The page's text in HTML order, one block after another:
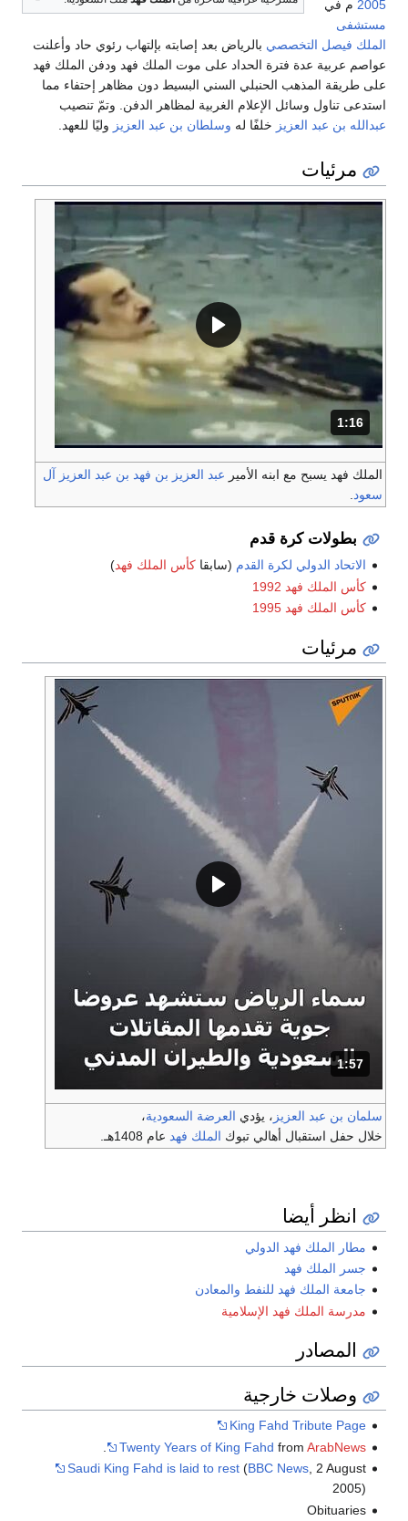
2005 م في
مستشفى
الملك فيصل التخصصي بالرياض بعد إصابته بإلتهاب رئوي حاد وأعلنت
عواصم عربية عدة فترة الحداد على موت الملك فهد ودفن الملك فهد
على طريقة المذهب الحنبلي السني البسيط دون مظاهر إحتفاء مما
استدعى تناول وسائل الإعلام الغربية لمظاهر الدفن. وتمّ تنصيب
عبدالله بن عبد العزيز خلفًا له وسلطان بن عبد العزيز وليًا للعهد.
مرئيات
المدة: دقائق و 16 ثواني.
1:16
الملك فهد يسبح مع ابنه الأمير عبد العزيز بن فهد بن عبد العزيز آل
سعود
بطولات كرة قدم
الاتحاد الدولي لكرة القدم (سابقاكأس الملك فهد)
كأس الملك فهد 1992
كأس الملك فهد 1995
مرئيات
المدة: دقائق و 57 ثواني.
1:57
سلمان بن عبد العزيز ، يؤدي العرضة السعودية،
خلال حفل استقبال أهالي تبوك الملك فهد عام 1408هـ.
انظر أيضا
مطار الملك فهد الدولي
جسر الملك فهد
جامعة الملك فهد للنفط والمعادن
مدرسة الملك فهد الإسلامية
المصادر
وصلات خارجية
King Fahd Tribute Page
Twenty Years of King Fahd from ArabNews
Saudi King Fahd is laid to rest(BBC News, 2 August
2005)
Obituaries